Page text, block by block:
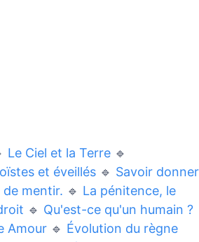
Le Ciel et la Terre 🔹
et éveillés 🔹 Savoir donner
mentir. 🔹 La pénitence, le
🔹 Qu'est-ce qu'un humain ?
Amour 🔹 Évolution du règne